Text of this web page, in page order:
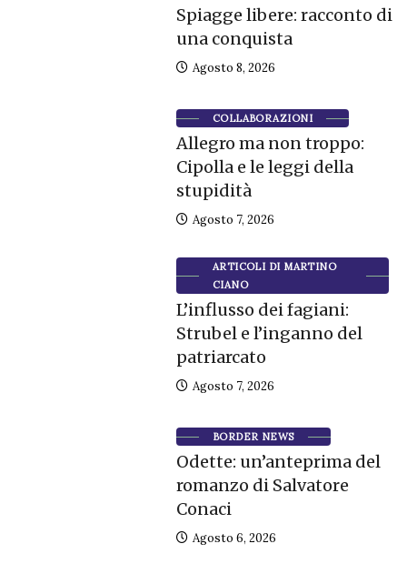
Spiagge libere: racconto di
una conquista
Agosto 8, 2026
COLLABORAZIONI
Allegro ma non troppo:
Cipolla e le leggi della
stupidità
Agosto 7, 2026
ARTICOLI DI MARTINO
CIANO
L’influsso dei fagiani:
Strubel e l’inganno del
patriarcato
Agosto 7, 2026
BORDER NEWS
Odette: un’anteprima del
romanzo di Salvatore
Conaci
Agosto 6, 2026